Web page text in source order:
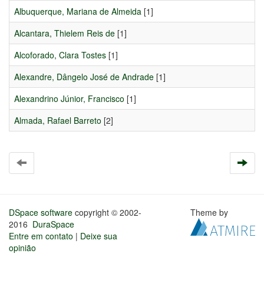
Albuquerque, Mariana de Almeida [1]
Alcantara, Thielem Reis de [1]
Alcoforado, Clara Tostes [1]
Alexandre, Dângelo José de Andrade [1]
Alexandrino Júnior, Francisco [1]
Almada, Rafael Barreto [2]
DSpace software copyright © 2002-
2016 DuraSpace
Entre em contato | Deixe sua
opinião
Theme by